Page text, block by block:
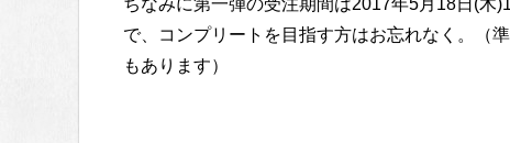
ちなみに第一弾の受注期間は2017年5月18日(木
で、コンプリートを目指す方はお忘れなく。（
もあります）